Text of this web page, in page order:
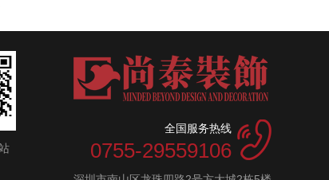
全国服务热线
0755-29559106